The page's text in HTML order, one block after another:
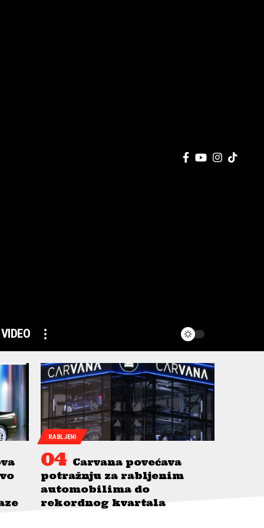
VIDEO
RABLJENI
Carvana povećava
potražnju za rabljenim
automobilima do
rekordnog kvartala